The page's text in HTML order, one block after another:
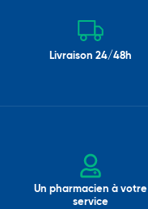
Livraison 24/48h
Un pharmacien à votre
service